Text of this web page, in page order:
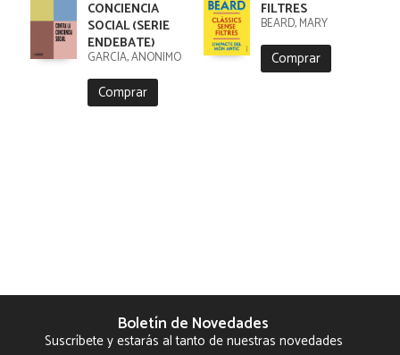
CONCIENCIA
SOCIAL (SERIE
ENDEBATE)
GARCÍA, ANÓNIMO
Comprar
FILTRES
BEARD, MARY
Comprar
Boletín de Novedades
Suscríbete y estarás al tanto de nuestras novedades